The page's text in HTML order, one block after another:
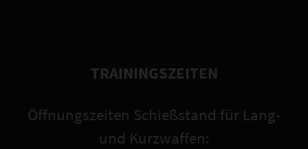
TRAININGSZEITEN
Öffnungszeiten Schießstand für Lang-
und Kurzwaffen: